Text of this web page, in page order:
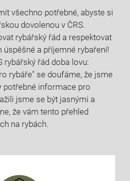
všechno ⁢potřebné,⁤ abyste​ si
dovolenou v⁤ ČRS.
rybářský řád⁤ a‍ respektovat
úspěšné a příjemné ⁣rybaření!
rybářský řád ⁤doba lovu:
rybáře" se doufáme, ​že jsme
potřebné informace pro
jsme se být jasnými ​a
že vám tento přehled
​na ‌rybách.